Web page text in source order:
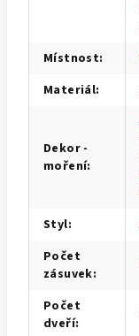
Místnost:
Materiál:
Dekor -
moření:
Styl:
Počet
zásuvek:
Počet
dveří: